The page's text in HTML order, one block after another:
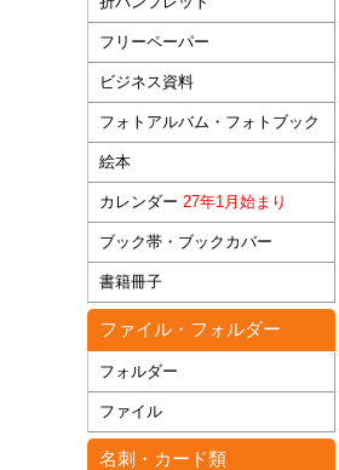
フリーペーパー
ビジネス資料
フォトアルバム・フォトブック
絵本
カレンダー 27年1月始まり
ブック帯・ブックカバー
書籍冊子
ファイル・フォルダー
フォルダー
ファイル
名刺・カード類